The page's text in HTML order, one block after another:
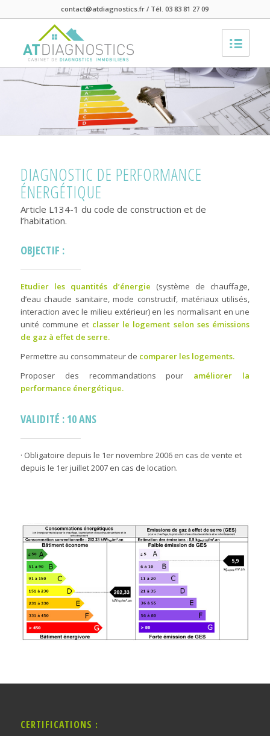
contact@atdiagnostics.fr / Tél. 03 83 81 27 09
DIAGNOSTIC DE PERFORMANCE
ÉNERGÉTIQUE
Article L134-1 du code de construction et de
l’habitation.
OBJECTIF :
Etudier les quantités d’énergie (système de chauffage,
d’eau chaude sanitaire, mode constructif, matériaux utilisés,
interaction avec le milieu extérieur) en les normalisant en une
unité commune et classer le logement selon ses émissions
de gaz à effet de serre.
Permettre au consommateur de comparer les logements.
Proposer des recommandations pour améliorer la
performance énergétique.
VALIDITÉ : 10 ANS
· Obligatoire depuis le 1er novembre 2006 en cas de vente et
depuis le 1er juillet 2007 en cas de location.
CERTIFICATIONS :